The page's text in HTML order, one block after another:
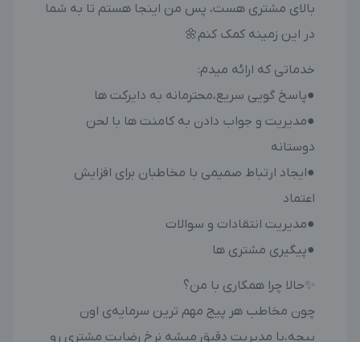
بالای مشتری هست، پس من اینجا هستم تا به شما
در این زمینه کمک کنم🌼
خدماتی که ارائه میدم:
●پاسخ گویی سریع،محترمانه به دایرکت ها
●مدیریت و جواب دادن به کامنت ها با لحن
دوستانه
●ایجاد ارتباط صمیمی با مخاطبان برای افزایش
اعتماد
●مدیریت انتقادات و سوالات
●پیگیری مشتری ها
✨حالا چرا همکاری با من؟
چون مخاطب هر پیج مهم ترین سرمایه‌ی اون
پیجه،با مدیریت دقیق میشه نرخ رضایت مشتری رو